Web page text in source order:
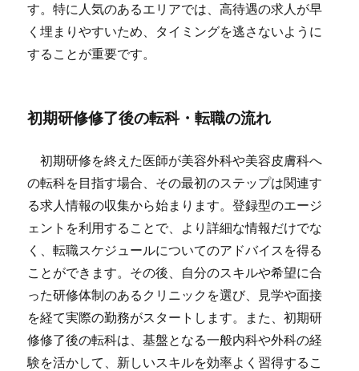
す。特に人気のあるエリアでは、高待遇の求人が早
く埋まりやすいため、タイミングを逃さないように
することが重要です。
初期研修修了後の転科・転職の流れ
初期研修を終えた医師が美容外科や美容皮膚科へ
の転科を目指す場合、その最初のステップは関連す
る求人情報の収集から始まります。登録型のエージ
ェントを利用することで、より詳細な情報だけでな
く、転職スケジュールについてのアドバイスを得る
ことができます。その後、自分のスキルや希望に合
った研修体制のあるクリニックを選び、見学や面接
を経て実際の勤務がスタートします。また、初期研
修修了後の転科は、基盤となる一般内科や外科の経
験を活かして、新しいスキルを効率よく習得するこ